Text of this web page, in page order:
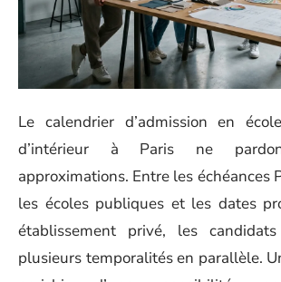
Le calendrier d’admission en
d’intérieur à Paris ne
approximations. Entre les échéances
les écoles publiques et les dates
établissement privé, les
plusieurs temporalités en parallèle.